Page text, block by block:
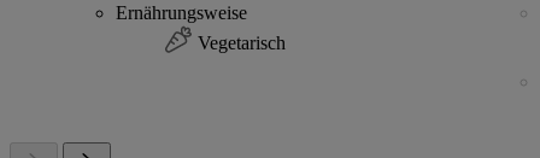
Ernährungsweise
Vegetarisch